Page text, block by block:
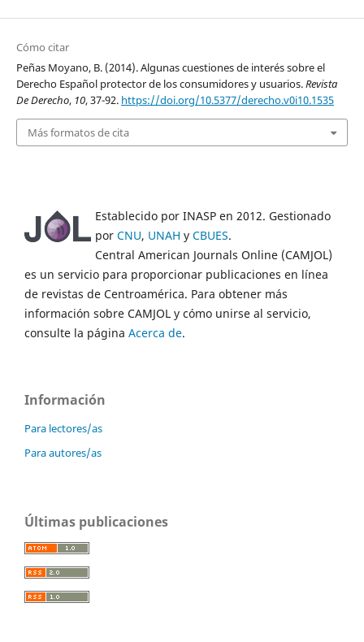
Cómo citar
Peñas Moyano, B. (2014). Algunas cuestiones de interés sobre el
Derecho Español protector de los consumidores y usuarios.Revista
De Derecho, 10, 37-92. https://doi.org/10.5377/derecho.v0i10.1535
Más formatos de cita
Establecido por INASP en 2012. Gestionado
por CNU, UNAH y CBUES.
Central American Journals Online (CAMJOL)
es un servicio para proporcionar publicaciones en línea
de revistas de Centroamérica. Para obtener más
información sobre CAMJOL y cómo unirse al servicio,
consulte la página Acerca de.
Información
Para lectores/as
Para autores/as
Últimas publicaciones